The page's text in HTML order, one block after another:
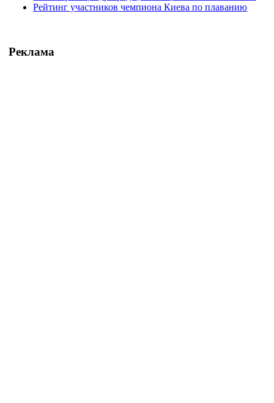
Рейтинг участников чемпиона Киева по плаванию
Реклама